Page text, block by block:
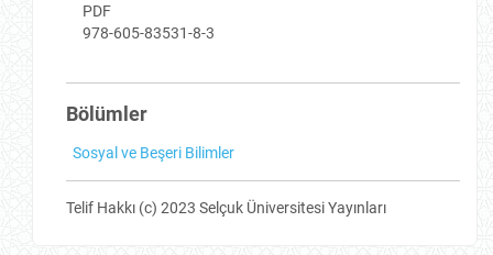
PDF
978-605-83531-8-3
Bölümler
Sosyal ve Beşeri Bilimler
Telif Hakkı (c) 2023 Selçuk Üniversitesi Yayınları